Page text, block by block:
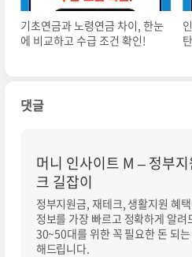
기초연금과 노령연금 차이, 한눈
에 비교하고 수급 조건 확인!
댓글
머니 인사이트 M – 정부
크 길잡이
정부지원금, 재테크, 생활지원 혜
정보를 가장 빠르고 정확하게 알려
30~50대를 위한 꼭 필요한 돈 되
해드립니다.